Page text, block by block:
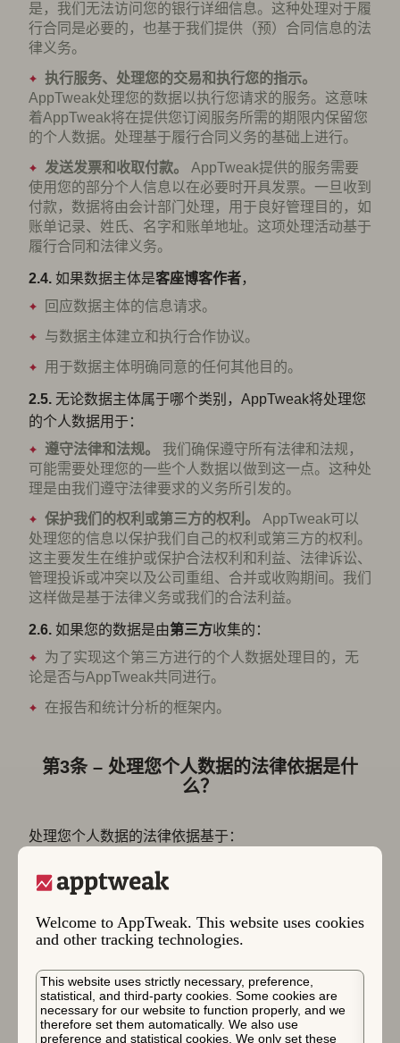
Welcome to AppTweak. This website uses cookies
and other tracking technologies.
This website uses strictly necessary, preference,
statistical, and third-party cookies. Some cookies are
necessary for our website to function properly, and we
therefore set them automatically. We also use
preference and statistical cookies. We only set these
是，我们无法访问您的银行详细信息。这种处理对于履
行合同是必要的，也基于我们提供（预）合同信息的法
律义务。
执行服务、处理您的交易和执行您的指示。
AppTweak处理您的数据以执行您请求的服务。这意味
着AppTweak将在提供您订阅服务所需的期限内保留您
的个人数据。处理基于履行合同义务的基础上进行。
发送发票和收取付款。
AppTweak提供的服务需要
使用您的部分个人信息以在必要时开具发票。一旦收到
付款，数据将由会计部门处理，用于良好管理目的，如
账单记录、姓氏、名字和账单地址。这项处理活动基于
履行合同和法律义务。
2.4. 如果数据主体是客座博客作者，
回应数据主体的信息请求。
与数据主体建立和执行合作协议。
用于数据主体明确同意的任何其他目的。
2.5. 无论数据主体属于哪个类别，AppTweak将处理您
的个人数据用于：
遵守法律和法规。
我们确保遵守所有法律和法规，
可能需要处理您的一些个人数据以做到这一点。这种处
理是由我们遵守法律要求的义务所引发的。
保护我们的权利或第三方的权利。
AppTweak可以
处理您的信息以保护我们自己的权利或第三方的权利。
这主要发生在维护或保护合法权利和利益、法律诉讼、
管理投诉或冲突以及公司重组、合并或收购期间。我们
这样做是基于法律义务或我们的合法利益。
2.6. 如果您的数据是由第三方收集的：
为了实现这个第三方进行的个人数据处理目的，无
论是否与AppTweak共同进行。
在报告和统计分析的框架内。
第3条 – 处理您个人数据的法律依据是什
么？
处理您个人数据的法律依据基于：
如果我们处理的法律依据是您的同意，您有权随时撤回
同意，而不影响撤回前执行的处理的合法性。
当您在直接通信的背景下接收信息时，这意味着您可以
随时取消订阅我们的新闻通讯和其他商业通信（例如培
训、活动或网络研讨会的邀请）。您将被设置为 “选择
退出”。您可以通过发送电子邮件至以下地址取消订
阅：info@apptweak.com或点击所有直接通信底部的